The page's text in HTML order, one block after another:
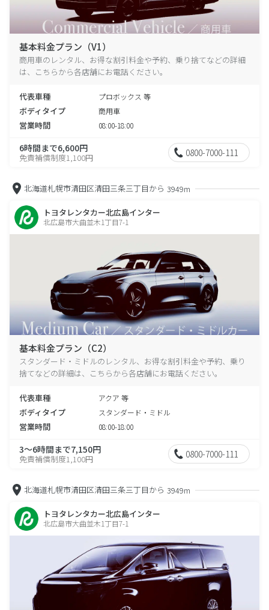
基本料金プラン（V1）
商用車のレンタル、お得な割引料金や予約、乗り捨てなどの詳細
は、こちらから各店舗にお電話ください。
代表車種 プロボックス 等
ボディタイプ 商用車
営業時間 08:00-18:00
6時間まで6,600円
免責補償制度1,100円 0800-7000-111
北海道札幌市清田区清田三条三丁目から 3949m
トヨタレンタカー北広島インター
北広島市大曲並木1丁目7-1
基本料金プラン（C2）
スタンダード・ミドルのレンタル、お得な割引料金や予約、乗り
捨てなどの詳細は、こちらから各店舗にお電話ください。
代表車種 アクア 等
ボディタイプ スタンダード・ミドル
営業時間 08:00-18:00
3～6時間まで7,150円
免責補償制度1,100円 0800-7000-111
北海道札幌市清田区清田三条三丁目から 3949m
トヨタレンタカー北広島インター
北広島市大曲並木1丁目7-1